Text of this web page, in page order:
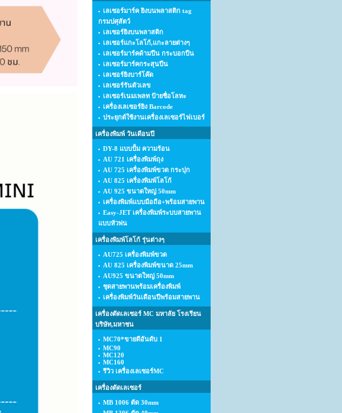
เลเซอร์มาร์ค ยิงบนพลาสติก tag
กรมปศุสัตว์
เลเซอร์ยิงบนพลาสติก
เลเซอร์แกะโลโก้,แกะลายต่างๆ
เลเซอร์มาร์คด้ามปืน กระบอกปืน
เลเซอร์มาร์คกระสุนปืน
เลเซอร์ยิงบาร์โค๊ด
เลเซอร์รันตัวเลข
เลเซอร์เนมเพลท ป้ายชื่อโลหะ
เครื่องเลเซอร์ยิง Barcode
ประยุกต์ใช้งานเครื่องเลเซอร์ไฟเบอร์
เครื่องพิมพ์ วันเดือนปี
DY-8 แบบปั้ม ความร้อน
AU 721 เครื่องพิมพ์ถุง
AU 725 เครื่องพิมพ์ขวด กระปุก
AU 825 เครื่องพิมพ์โลโก้
AU 925 ขนาดใหญ่ 50mm
เครื่องพิมพ์แบบมือถือ+พร้อมสายพาน
Easy-JET เครื่องพิมพ์ระบบสายพาน
แบบหัวพ่น
เครื่องพิมพ์โลโก้ รุ่นต่างๆ
AU725 เครื่องพิมพ์ขวด
AU 825 เครื่องพิมพ์ขนาด 25mm
AU925 ขนาดใหญ่ 50mm
ชุดสายพานพร้อมเครื่องพิมพ์
เครื่องพิมพ์วันเดือนปีพร้อมสายพาน
เครื่องตัดเลเซอร์ MC มหาลัย โรงเรียน
บริษัท,มหาชน
MC70*ขายดีอันดับ 1
MC90
MC120
MC160
รีวิว เครื่องเลเซอร์MC
เครื่องตัดเลเซอร์
MB 1006 ตัด 30mm